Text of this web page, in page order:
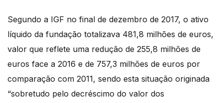
Segundo a IGF no final de dezembro de 2017, o ativo
líquido da fundação totalizava 481,8 milhões de euros,
valor que reflete uma redução de 255,8 milhões de
euros face a 2016 e de 757,3 milhões de euros por
comparação com 2011, sendo esta situação originada
“sobretudo pelo decréscimo do valor dos